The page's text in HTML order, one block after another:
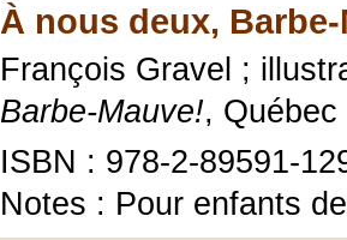
À nous deux,
François Gravel ;
Barbe-Mauve!,
ISBN : 978-2-89591-
Notes : Pour enfants